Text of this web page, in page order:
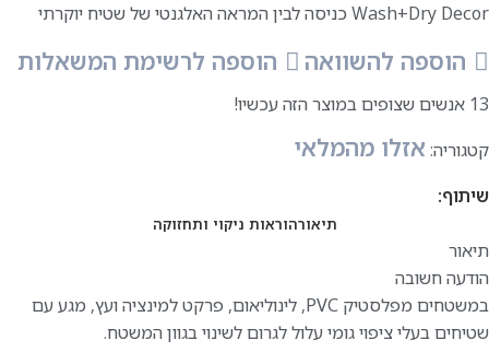
כניסה לבין המראה האלגנטי של שטיח יוקרתי Wash+Dry Decor
הוספה להשוואה הוספה לרשימת המשאלות
13 אנשים שצופים במוצר הזה עכשיו!
קטגוריה: אזלו מהמלאי
שיתוף:
תיאורהוראות ניקוי ותחזוקה
תיאור
הודעה חשובה
במשטחים מפלסטיק PVC, לינוליאום, פרקט למינציה ועץ, מגע עם
שטיחים בעלי ציפוי גומי עלול לגרום לשינוי בגוון המשטח.